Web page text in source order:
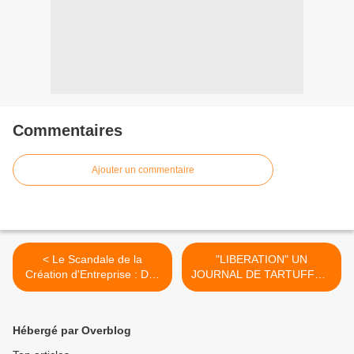
Commentaires
Ajouter un commentaire
< Le Scandale de la
Création d'Entreprise : Des
Compétences Ignorées et
"LIBERATION" UN
JOURNAL DE TARTUFFES,
UNE INSULTE AUX MORTS
Hébergé par Overblog